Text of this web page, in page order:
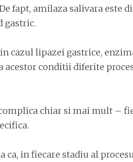
fapt, amilaza salivara este
gastric.
cazul lipazei gastrice,
acestor conditii diferite
chiar si mai mult –
ca, in fiecare stadiu al